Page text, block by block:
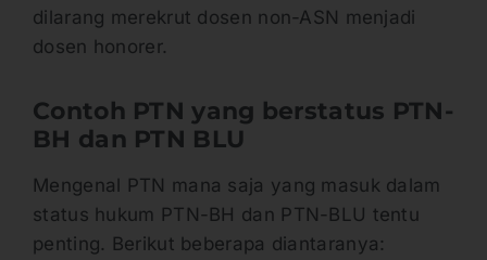
dilarang merekrut dosen non-ASN menjadi
dosen honorer.
Contoh PTN yang berstatus PTN-
BH dan PTN BLU
Mengenal PTN mana saja yang masuk dalam
status hukum PTN-BH dan PTN-BLU tentu
penting. Berikut beberapa diantaranya: